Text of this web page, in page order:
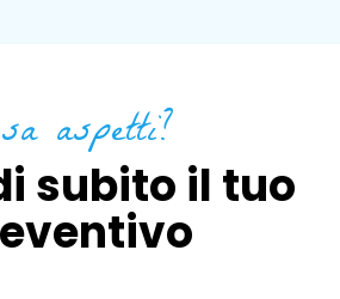
aspetti?
subito il tuo